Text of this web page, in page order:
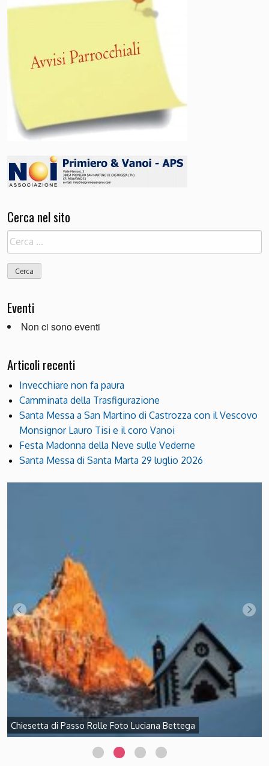
Cerca nel sito
Ricerca
per:
Eventi
Non ci sono eventi
Articoli recenti
Invecchiare non fa paura
Camminata della Trasfigurazione
Santa Messa a San Martino di Castrozza con il Vescovo
Monsignor Lauro Tisi e il coro Vanoi
Festa Madonna della Neve sulle Vederne
Santa Messa di Santa Marta 29 luglio 2026
Chiesetta di Passo Rolle Foto Luciana Bettega